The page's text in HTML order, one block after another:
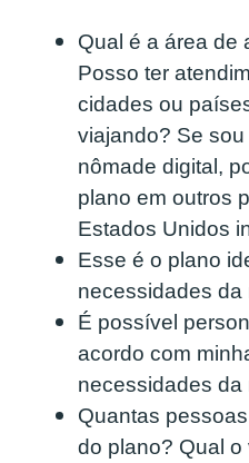
Qual é a área de
Posso ter
cidades ou
viajando? Se
nômade digital,
plano em outros
Estados Unidos
Esse é o plano
necessidades da
É possível
acordo com
necessidades da
Quantas
do plano? Qual o